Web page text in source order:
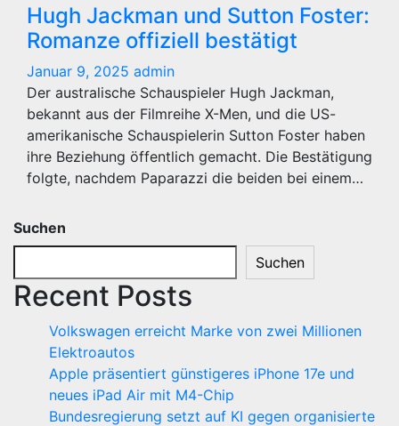
Hugh Jackman und Sutton Foster:
Romanze offiziell bestätigt
Januar 9, 2025 admin
Der australische Schauspieler Hugh Jackman,
bekannt aus der Filmreihe X-Men, und die US-
amerikanische Schauspielerin Sutton Foster haben
ihre Beziehung öffentlich gemacht. Die Bestätigung
folgte, nachdem Paparazzi die beiden bei einem…
Suchen
Suchen
Recent Posts
Volkswagen erreicht Marke von zwei Millionen
Elektroautos
Apple präsentiert günstigeres iPhone 17e und
neues iPad Air mit M4-Chip
Bundesregierung setzt auf KI gegen organisierte